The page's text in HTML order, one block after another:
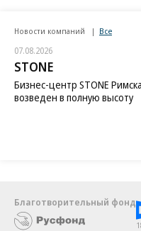
Новости компаний Все
07.08.2026
STONE
Бизнес-центр STONE
возведен в полную высоту
Благотворительный фонд